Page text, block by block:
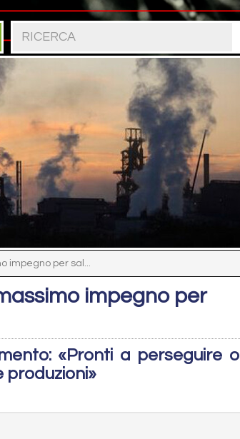
impegno per sal...
impegno per
«Pronti a perseguire
produzioni»